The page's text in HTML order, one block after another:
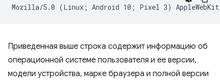
Приведенная выше строка содержит информацию об
операционной системе пользователя и ее версии,
модели устройства, марке браузера и полной версии